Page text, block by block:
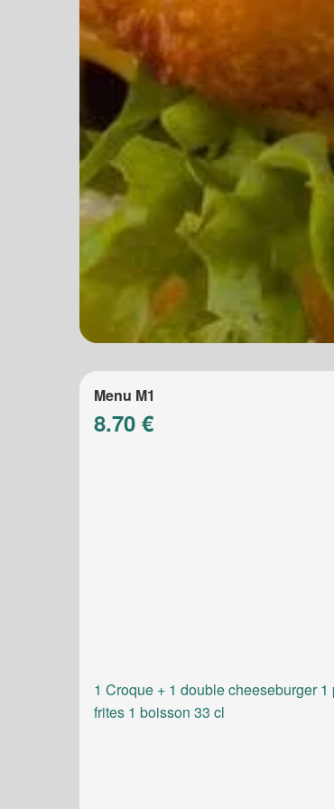
Menu M1
8.70 €
1 Croque + 1 double cheeseburger 1
frites 1 boisson 33 cl